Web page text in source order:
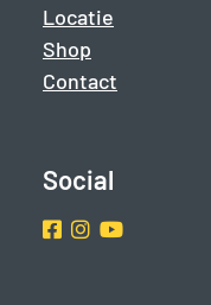
Locatie
Shop
Contact
Social
Facebook
Instragram
Youtube